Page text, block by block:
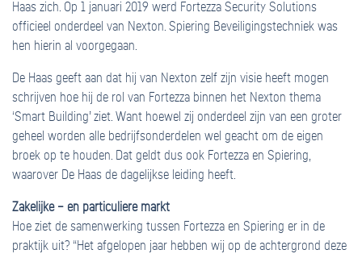
Haas zich. Op 1 januari 2019 werd Fortezza Security Solutions
officieel onderdeel van Nexton. Spiering Beveiligingstechniek was
hen hierin al voorgegaan.
De Haas geeft aan dat hij van Nexton zelf zijn visie heeft mogen
schrijven hoe hij de rol van Fortezza binnen het Nexton thema
‘Smart Building’ ziet. Want hoewel zij onderdeel zijn van een groter
geheel worden alle bedrijfsonderdelen wel geacht om de eigen
broek op te houden. Dat geldt dus ook Fortezza en Spiering,
waarover De Haas de dagelijkse leiding heeft.
Zakelijke – en particuliere markt
Hoe ziet de samenwerking tussen Fortezza en Spiering er in de
praktijk uit? “Het afgelopen jaar hebben wij op de achtergrond deze